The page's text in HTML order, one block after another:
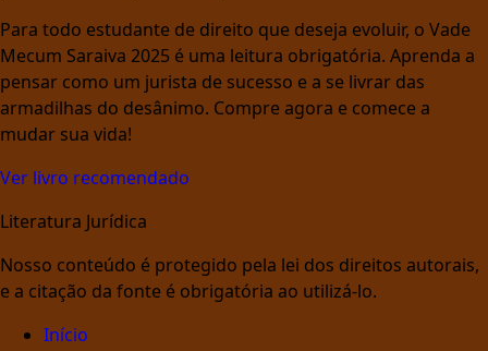
Para todo estudante de direito que deseja evoluir, o Vade
Mecum Saraiva 2025 é uma leitura obrigatória. Aprenda a
pensar como um jurista de sucesso e a se livrar das
armadilhas do desânimo. Compre agora e comece a
mudar sua vida!
Ver livro recomendado
Literatura Jurídica
Nosso conteúdo é protegido pela lei dos direitos autorais,
e a citação da fonte é obrigatória ao utilizá-lo.
Início